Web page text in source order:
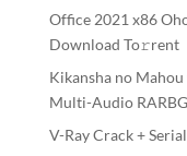
Office 2021 x86
Download To𝚛rent
Kikansha no Mahou
Multi-Audio RARBG
V-Ray Crack +